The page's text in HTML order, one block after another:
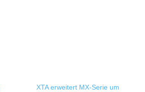
XTA erweitert MX-Serie um